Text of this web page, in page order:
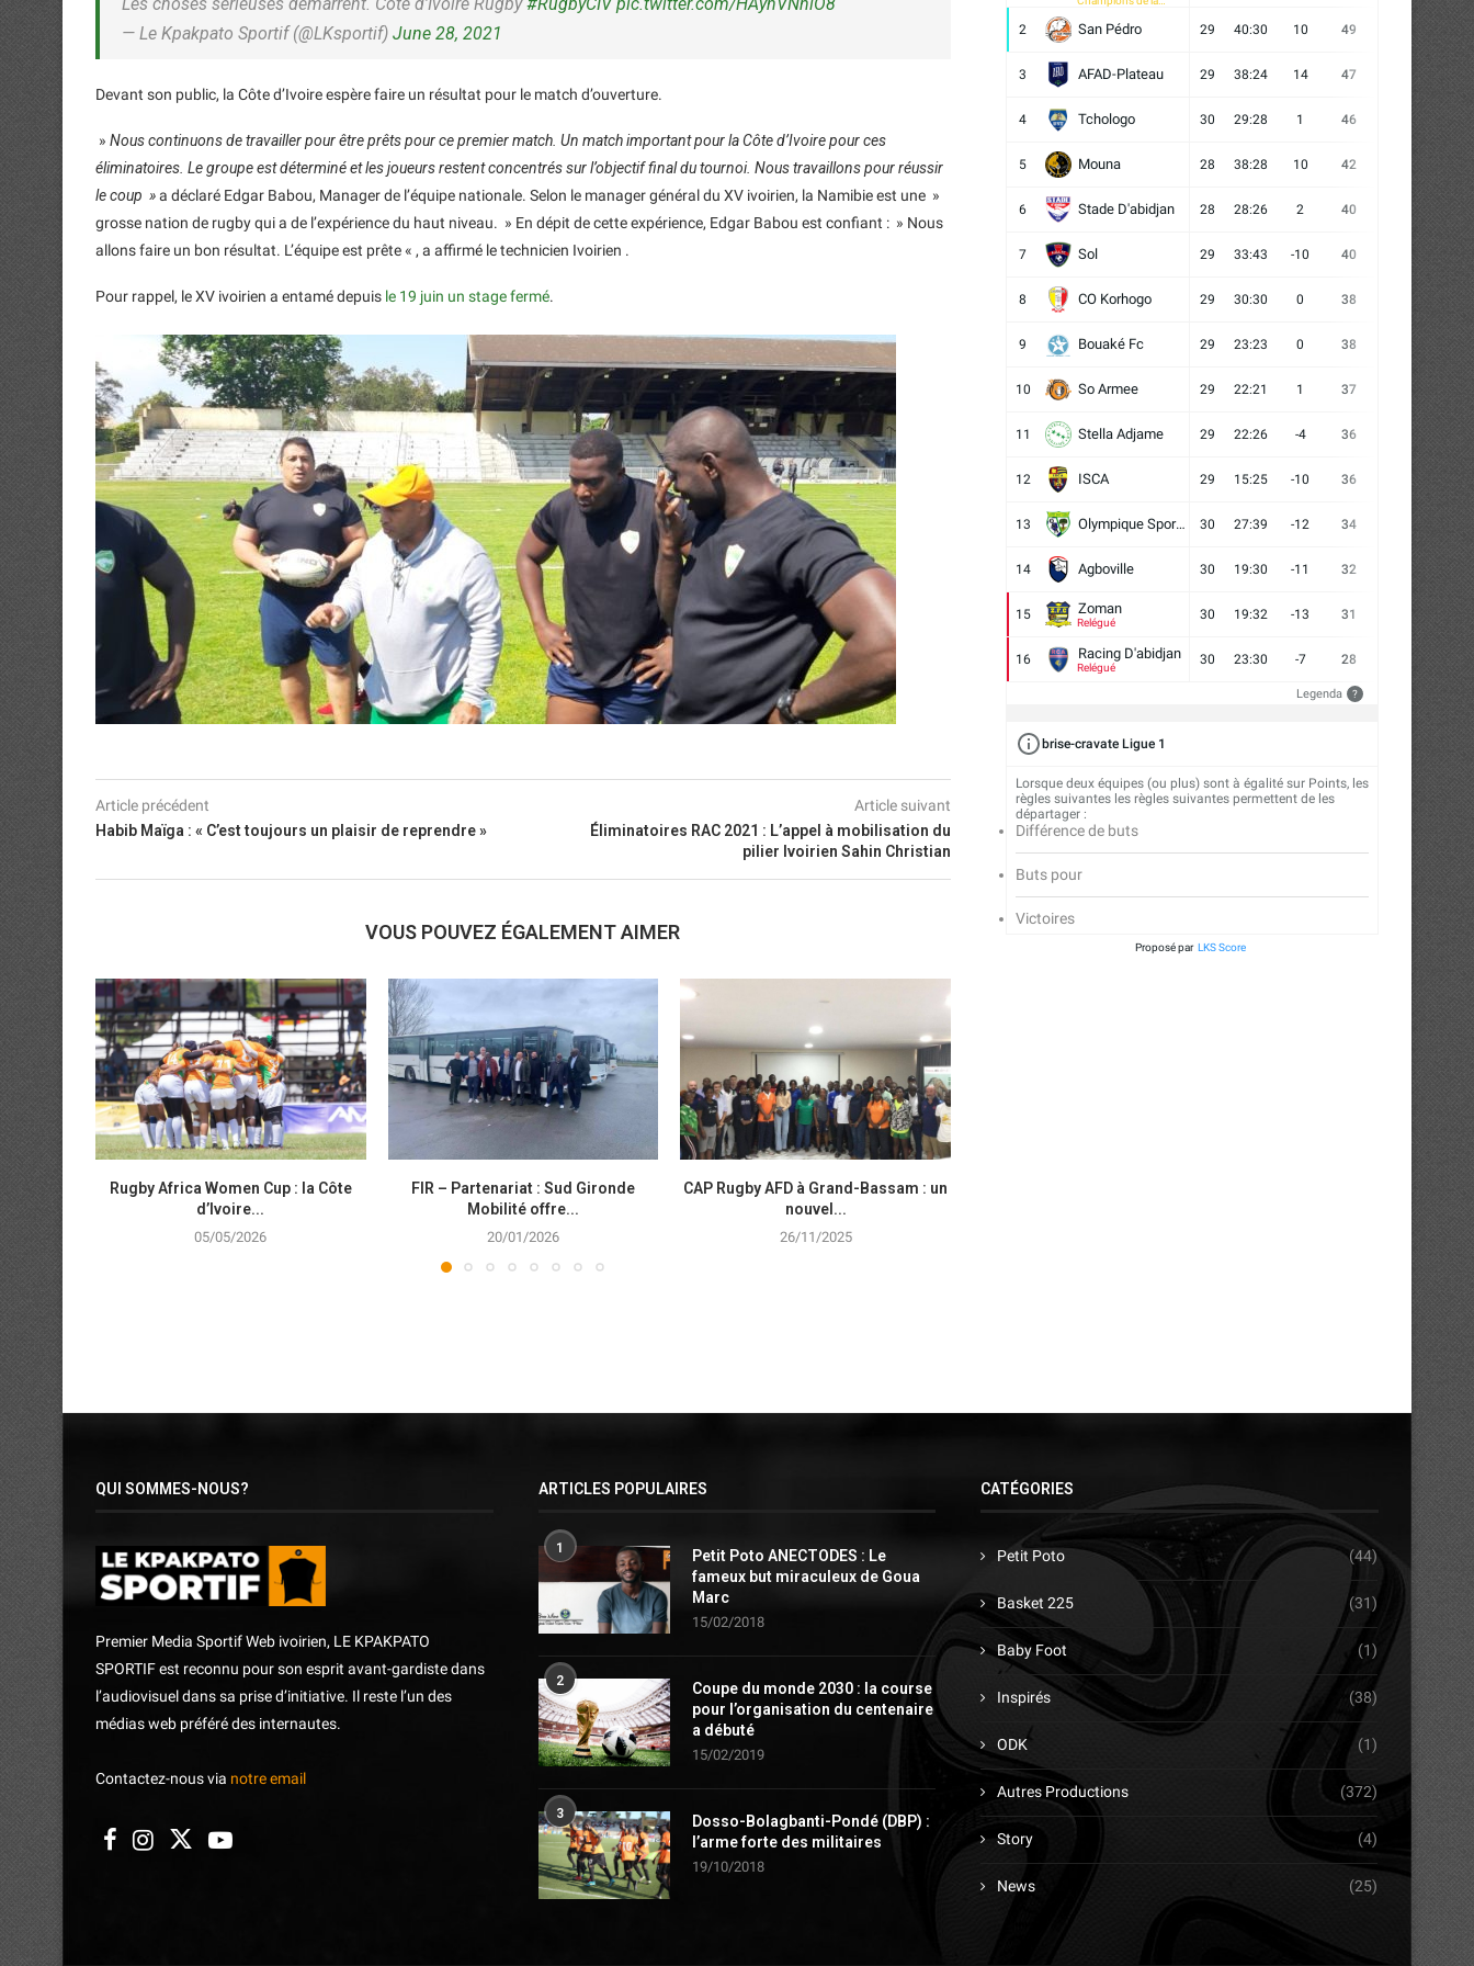
Les choses sérieuses démarrent. Côte d’Ivoire Rugby#RugbyCIV pic.twitter.com/HAynVNnlO8
— Le Kpakpato Sportif (@LKsportif) June 28, 2021
Devant son public, la Côte d’Ivoire espère faire un résultat pour le match d’ouverture.
» Nous continuons de travailler pour être prêts pour ce premier match. Un match important pour la Côte d’Ivoire pour ces
éliminatoires. Le groupe est déterminé et les joueurs restent concentrés sur l’objectif final du tournoi. Nous travaillons pour réussir
le coup »a déclaré Edgar Babou, Manager de l’équipe nationale. Selon le manager général du XV ivoirien, la Namibie est une »
grosse nation de rugby qui a de l’expérience du haut niveau. » En dépit de cette expérience, Edgar Babou est confiant : » Nous
allons faire un bon résultat. L’équipe est prête « , a affirmé le technicien Ivoirien .
Pour rappel, le XV ivoirien a entamé depuis le 19 juin un stage fermé.
Article précédent
Habib Maïga : « C’est toujours un plaisir de reprendre »
Article suivant
Éliminatoires RAC 2021 : L’appel à mobilisation du
pilier Ivoirien Sahin Christian
VOUS POUVEZ ÉGALEMENT AIMER
Rugby Africa Women Cup : la Côte
d’Ivoire...
05/05/2026
FIR – Partenariat : Sud Gironde
Mobilité offre...
20/01/2026
CAP Rugby AFD à Grand-Bassam : un
nouvel...
26/11/2025 04/11/2025
2 San Pédro 29 40:30 10 49
3 AFAD-Plateau 29 38:24 14 47 8
4 Tchologo 30 29:28 1 46
5 Mouna 28 38:28 10 42
6 Stade D'abidjan 28 28:26 2 40
7 Sol 29 33:43 -10 40 13
8 CO Korhogo 29 30:30 0 38
9 Bouaké Fc 29 23:23 0 38
10 So Armee 29 22:21 1 37
11 Stella Adjame 29 22:26 -4 36
12 ISCA 29 15:25 -10 36 13
13 Olympique Sport d'Abobo FC 30 27:39 -12 34
14 Agboville 30 19:30 -11 32
15 Zoman
Relégué
30 19:32 -13 31 13
16 Racing D'abidjan
Relégué
30 23:30 -7 28
Legenda ?
brise-cravate Ligue 1
Lorsque deux équipes (ou plus) sont à égalité sur Points, les
règles suivantes les règles suivantes permettent de les
départager :
Différence de buts
Buts pour
Victoires
Proposé par LKS Score
QUI SOMMES-NOUS?
Premier Media Sportif Web ivoirien, LE KPAKPATO
SPORTIF est reconnu pour son esprit avant-gardiste dans
l’audiovisuel dans sa prise d’initiative. Il reste l’un des
médias web préféré des internautes.
Contactez-nous via notre email
ARTICLES POPULAIRES
1
Petit Poto ANECTODES : Le
fameux but miraculeux de Goua
Marc
15/02/2018
2
Coupe du monde 2030 : la course
pour l’organisation du centenaire
a débuté
15/02/2019
3
Dosso-Bolagbanti-Pondé (DBP) :
l’arme forte des militaires
19/10/2018
CATÉGORIES
Petit Poto (44)
Basket 225 (31)
Baby Foot (1)
Inspirés (38)
ODK (1)
Autres Productions (372)
Story (4)
News (25)